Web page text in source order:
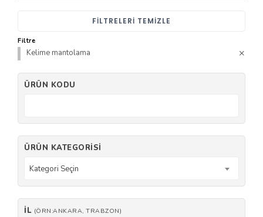
FILTRELERI TEMIZLE
Filtre
Kelime mantolama
ÜRÜN KODU
ÜRÜN KATEGORISI
Kategori Seçin
İL (ÖRN:ANKARA, TRABZON)